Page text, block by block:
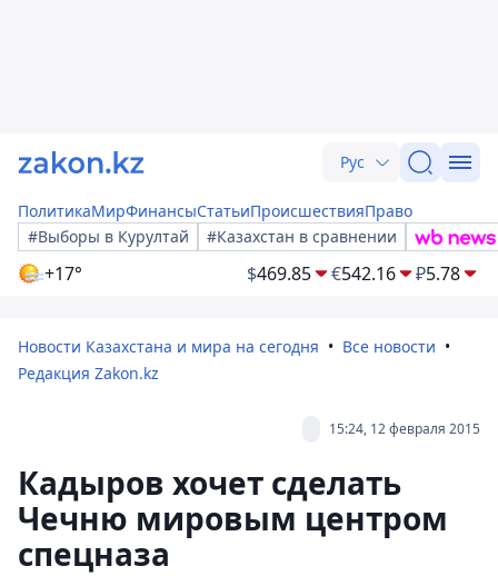
Рус
ПолитикаМирФинансыСтатьиПроисшествияПраво
#Выборы в Курултай
#Казахстан в сравнении
+17° $469.85 €542.16 ₽5.78
Новости Казахстана и мира на сегодня
Все новости
Редакция Zakon.kz
15:24, 12 февраля 2015
Кадыров хочет сделать
Чечню мировым центром
спецназа